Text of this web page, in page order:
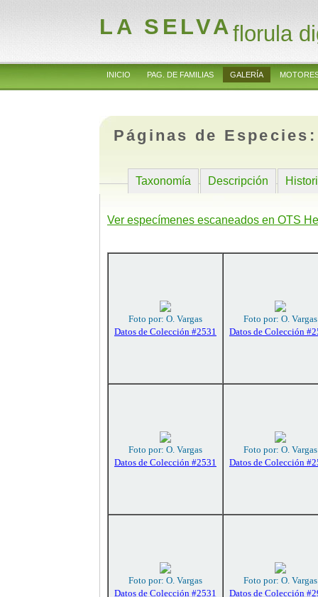
LA SELVAflorula
INICIO PAG. DE FAMILIAS GALERÍA
Páginas de
Taxonomía Descripción
Ver especímenes escaneados en OTS
Foto por: O. Vargas
Datos de Colección #2531
Foto por: O. Vargas
Datos de Colección
Foto por: O. Vargas
Datos de Colección #2531
Foto por: O. Vargas
Datos de Colección
Foto por: O. Vargas
Datos de Colección #2531
Foto por: O. Vargas
Datos de Colección